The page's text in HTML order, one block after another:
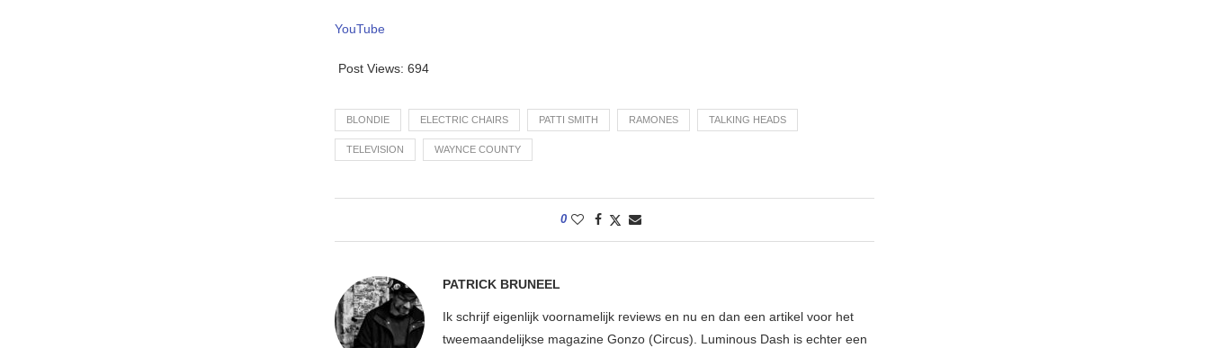
YouTube
Post Views: 694
BLONDIE ELECTRIC CHAIRS PATTI SMITH RAMONES TALKING HEADS
TELEVISION WAYNCE COUNTY
0
PATRICK BRUNEEL
Ik schrijf eigenlijk voornamelijk reviews en nu en dan een artikel voor het
tweemaandelijkse magazine Gonzo (Circus). Luminous Dash is echter een